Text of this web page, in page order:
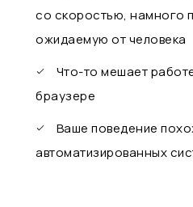
со скоростью, намного
ожидаемую от человека
Что-то мешает
браузере
Ваше поведение
автоматизированных